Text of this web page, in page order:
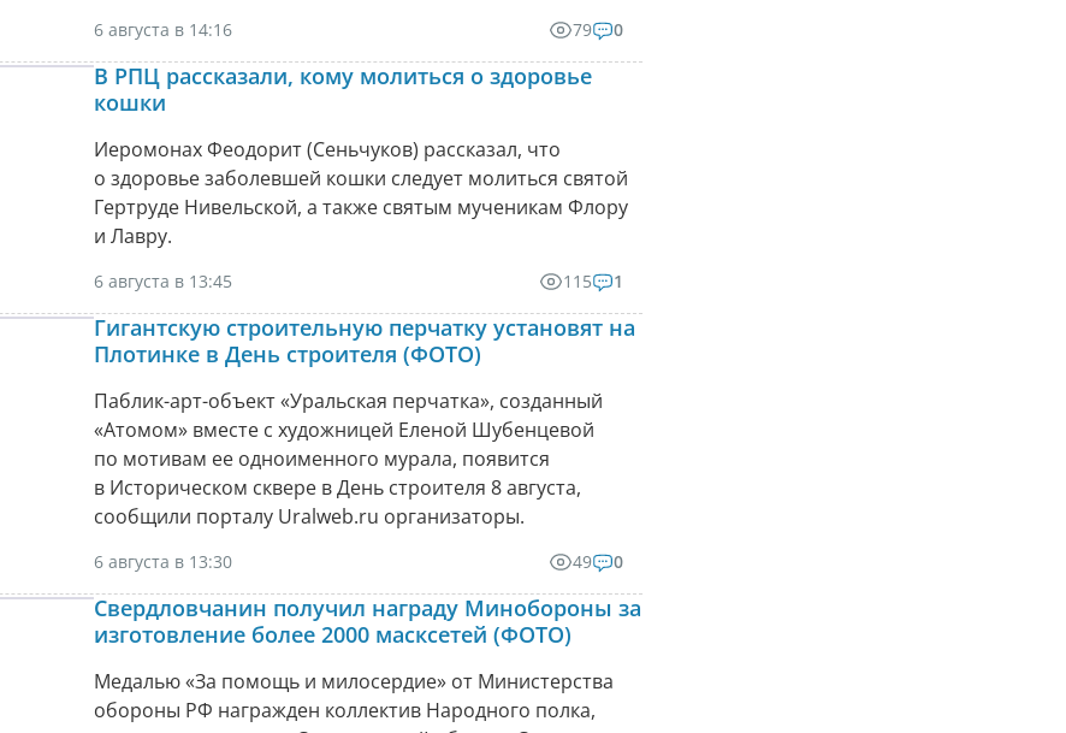
6 августа в 14:16 79 0
В РПЦ рассказали, кому молиться о здоровье
кошки
Иеромонах Феодорит (Сеньчуков) рассказал, что
о здоровье заболевшей кошки следует молиться святой
Гертруде Нивельской, а также святым мученикам Флору
и Лавру.
6 августа в 13:45 115 1
Гигантскую строительную перчатку установят на
Плотинке в День строителя (ФОТО)
Паблик-арт-объект «Уральская перчатка», созданный
«Атомом» вместе с художницей Еленой Шубенцевой
по мотивам ее одноименного мурала, появится
в Историческом сквере в День строителя 8 августа,
сообщили порталу Uralweb.ru организаторы.
6 августа в 13:30 49 0
Свердловчанин получил награду Минобороны за
изготовление более 2000 масксетей (ФОТО)
Медалью «За помощь и милосердие» от Министерства
обороны РФ награжден коллектив Народного полка,